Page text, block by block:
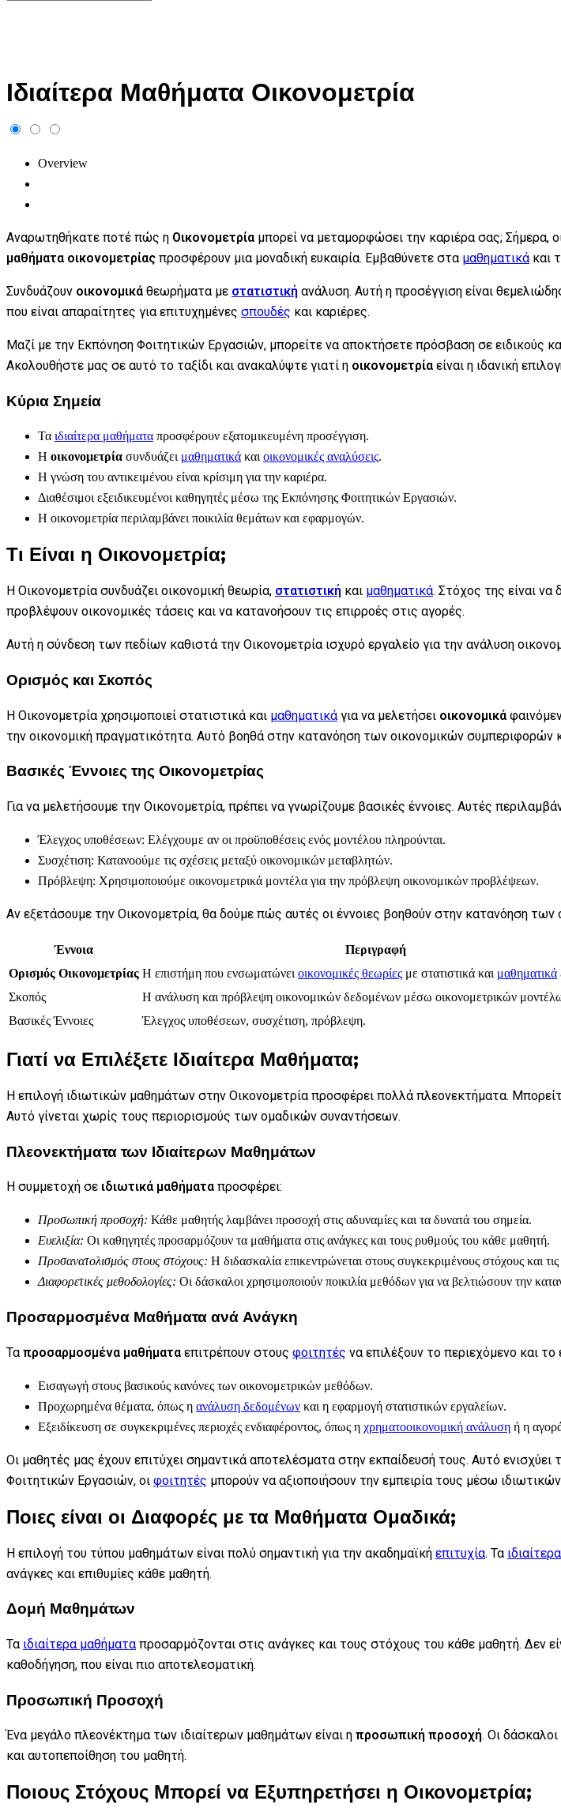
Ιδιαίτερα Μαθήματα Οικονομετρία
Overview
Αναρωτηθήκατε ποτέ πώς η Οικονομετρία μπορεί να μεταμορφώσει την καριέρα σας; Σήμερα,
μαθήματα οικονομετρίας προσφέρουν μια μοναδική ευκαιρία. Εμβαθύνετε στα μαθηματικάκαι
Συνδυάζουν οικονομικά θεωρήματα με στατιστική ανάλυση. Αυτή η προσέγγιση είναι
που είναι απαραίτητες για επιτυχημένες σπουδές και καριέρες.
Μαζί με την Εκπόνηση Φοιτητικών Εργασιών, μπορείτε να αποκτήσετε πρόσβαση σε ειδικούς
Ακολουθήστε μας σε αυτό το ταξίδι και ανακαλύψτε γιατί η οικονομετρία είναι η ιδανική
Κύρια Σημεία
Τα ιδιαίτερα μαθήματα προσφέρουν εξατομικευμένη προσέγγιση.
Η οικονομετρία συνδυάζει μαθηματικά και οικονομικές αναλύσεις.
Η γνώση του αντικειμένου είναι κρίσιμη για την καριέρα.
Διαθέσιμοι εξειδικευμένοι καθηγητές μέσω της Εκπόνησης Φοιτητικών Εργασιών.
Η οικονομετρία περιλαμβάνει ποικιλία θεμάτων και εφαρμογών.
Τι Είναι η Οικονομετρία;
Η Οικονομετρία συνδυάζει οικονομική θεωρία, στατιστική και μαθηματικά. Στόχος της είναι να
προβλέψουν οικονομικές τάσεις και να κατανοήσουν τις επιρροές στις αγορές.
Αυτή η σύνδεση των πεδίων καθιστά την Οικονομετρία ισχυρό εργαλείο για την ανάλυση
Ορισμός και Σκοπός
Η Οικονομετρία χρησιμοποιεί στατιστικά και μαθηματικά για να μελετήσει οικονομικά
την οικονομική πραγματικότητα. Αυτό βοηθά στην κατανόηση των οικονομικών
Βασικές Έννοιες της Οικονομετρίας
Για να μελετήσουμε την Οικονομετρία, πρέπει να γνωρίζουμε βασικές έννοιες. Αυτές
Έλεγχος υποθέσεων: Ελέγχουμε αν οι προϋποθέσεις ενός μοντέλου πληρούνται.
Συσχέτιση: Κατανοούμε τις σχέσεις μεταξύ οικονομικών μεταβλητών.
Πρόβλεψη: Χρησιμοποιούμε οικονομετρικά μοντέλα για την πρόβλεψη οικονομικών προβλέψεων.
Αν εξετάσουμε την Οικονομετρία, θα δούμε πώς αυτές οι έννοιες βοηθούν στην κατανόηση των
Έννοια
Περιγραφή
Ορισμός Οικονομετρίας Η επιστήμη που ενσωματώνει οικονομικές θεωρίες με στατιστικά και μαθηματικά
Σκοπός
Η ανάλυση και πρόβλεψη οικονομικών δεδομένων μέσω οικονομετρικών
Βασικές Έννοιες
Έλεγχος υποθέσεων, συσχέτιση, πρόβλεψη.
Γιατί να Επιλέξετε Ιδιαίτερα Μαθήματα;
Η επιλογή ιδιωτικών μαθημάτων στην Οικονομετρία προσφέρει πολλά πλεονεκτήματα.
Αυτό γίνεται χωρίς τους περιορισμούς των ομαδικών συναντήσεων.
Πλεονεκτήματα των Ιδιαίτερων Μαθημάτων
Η συμμετοχή σε ιδιωτικά μαθήματα προσφέρει:
Προσωπική προσοχή: Κάθε μαθητής λαμβάνει προσοχή στις αδυναμίες και τα δυνατά του σημεία.
Ευελιξία: Οι καθηγητές προσαρμόζουν τα μαθήματα στις ανάγκες και τους ρυθμούς του κάθε μαθητή.
Προσανατολισμός στους στόχους: Η διδασκαλία επικεντρώνεται στους συγκεκριμένους στόχους και
Διαφορετικές μεθοδολογίες: Οι δάσκαλοι χρησιμοποιούν ποικιλία μεθόδων για να βελτιώσουν την
Προσαρμοσμένα Μαθήματα ανά Ανάγκη
Τα προσαρμοσμένα μαθήματα επιτρέπουν στους φοιτητές να επιλέξουν το περιεχόμενο και
Εισαγωγή στους βασικούς κανόνες των οικονομετρικών μεθόδων.
Προχωρημένα θέματα, όπως η ανάλυση δεδομένων και η εφαρμογή στατιστικών εργαλείων.
Εξειδίκευση σε συγκεκριμένες περιοχές ενδιαφέροντος, όπως η χρηματοοικονομική ανάλυση ή η
Οι μαθητές μας έχουν επιτύχει σημαντικά αποτελέσματα στην εκπαίδευσή τους. Αυτό
Φοιτητικών Εργασιών, οι φοιτητές μπορούν να αξιοποιήσουν την εμπειρία τους μέσω
Ποιες είναι οι Διαφορές με τα Μαθήματα Ομαδικά;
Η επιλογή του τύπου μαθημάτων είναι πολύ σημαντική για την ακαδημαϊκή επιτυχία. Τα
ανάγκες και επιθυμίες κάθε μαθητή.
Δομή Μαθημάτων
Τα ιδιαίτερα μαθήματαπροσαρμόζονται στις ανάγκες και τους στόχους του κάθε μαθητή. Δεν
καθοδήγηση, που είναι πιο αποτελεσματική.
Προσωπική Προσοχή
Ένα μεγάλο πλεονέκτημα των ιδιαίτερων μαθημάτων είναι η προσωπική προσοχή. Οι
και αυτοπεποίθηση του μαθητή.
Ποιους Στόχους Μπορεί να Εξυπηρετήσει η Οικονομετρία;